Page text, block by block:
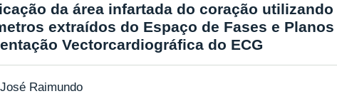
da área infartada do coração utilizando
extraídos do Espaço de Fases e Planos
Vectorcardiográfica do ECG
Raimundo